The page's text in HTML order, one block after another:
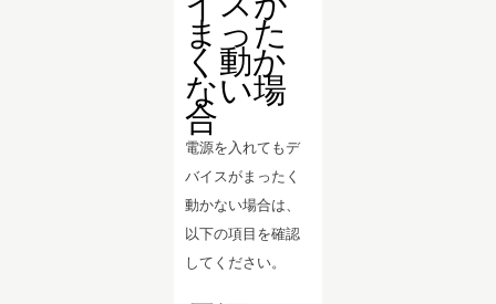
まった
く動か
ない場
合
電源を入れてもデ
バイスがまったく
動かない場合は、
以下の項目を確認
してください。